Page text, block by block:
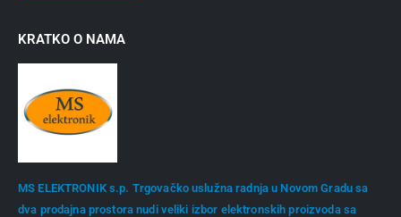
KRATKO O NAMA
MS ELEKTRONIK s.p. Trgovačko uslužna radnja u Novom Gradu sa
dva prodajna prostora nudi veliki izbor elektronskih proizvoda sa